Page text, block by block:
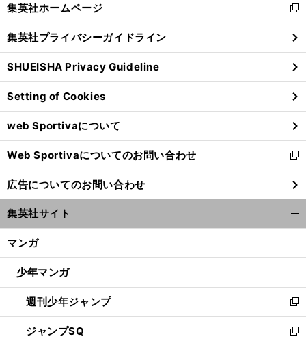
】 130 回 【
ほ
ぼ週刊俺たちのVAR 】
vol .
185
閉
る
集英社ホームページ
新
し
い
ウ
ィ
ン
ド
ウ
で
開
く
集英社プライバシーガイドライン
SHUEISHA Privacy Guideline
Setting of Cookies
web Sportivaについて
Web Sportivaについてのお問い合わせ
新
し
い
ウ
ィ
ン
ウ
開
く
広告についてのお問い合わせ
集英社サイト
マンガ
少年マンガ
週刊少年ジャンプ
新
し
い
ジャンプSQ
新